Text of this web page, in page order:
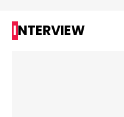
INTERVIEW